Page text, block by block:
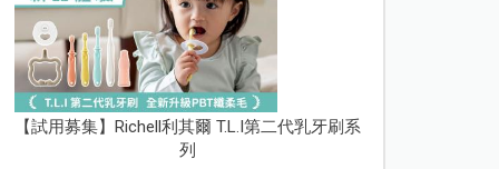
【試用募集】Richell利其爾 T.L.I第二代乳牙刷系
列